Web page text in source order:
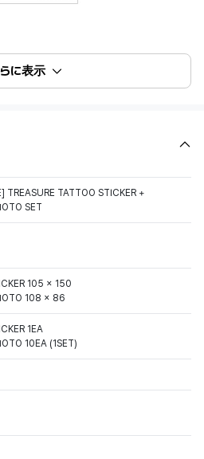
に表示
TREASURE TATTOO STICKER +
SET
105 x 150
108 x 86
1EA
10EA (1SET)